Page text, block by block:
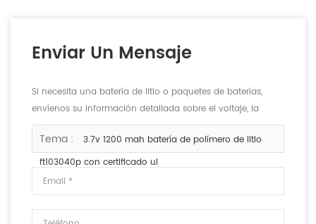
Enviar Un Mensaje
Si necesita una batería de litio o paquetes de baterías,
envíenos su información detallada sobre el voltaje, la
capacidad y el tamaño.
Tema :
3.7v 1200 mah batería de polímero de litio
ft103040p con certificado ul